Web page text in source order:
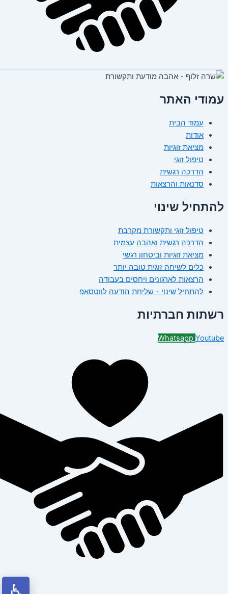
עמודי האתר
עמוד הבית
אודות
מציאת זוגיות
טיפול זוגי
הדרכה רגשית
סדנאות והרצאות
להתחיל שינוי
טיפול זוגי ותקשורת מקרבת
הדרכה רגשית ואהבה עצמית
מציאת זוגיות וביטחון רגשי
כלים לשיחה זוגית טובה יותר
הרצאות לארגונים ויחסים בעבודה
להתחיל שינוי - שליחת הודעה לווטסאפ
רשתות חברתיות
Whatsapp Youtube